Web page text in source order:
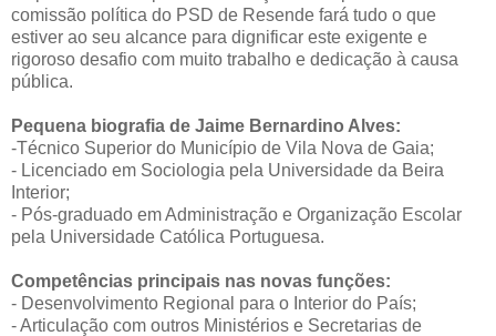
comissão política do PSD de Resende fará tudo o que
estiver ao seu alcance para dignificar este exigente e
rigoroso desafio com muito trabalho e dedicação à causa
pública.
Pequena biografia de Jaime Bernardino Alves:
-Técnico Superior do Município de Vila Nova de Gaia;
- Licenciado em Sociologia pela Universidade da Beira
Interior;
- Pós-graduado em Administração e Organização Escolar
pela Universidade Católica Portuguesa.
Competências principais nas novas funções:
- Desenvolvimento Regional para o Interior do País;
- Articulação com outros Ministérios e Secretarias de